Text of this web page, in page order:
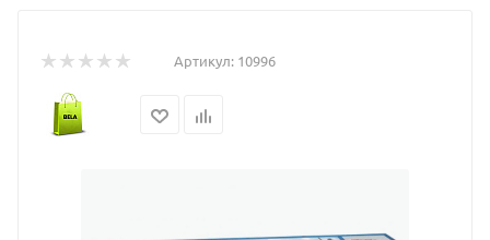
Артикул: 10996